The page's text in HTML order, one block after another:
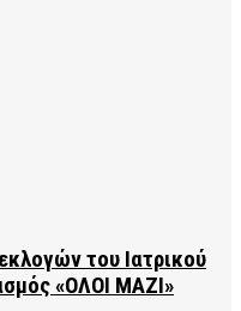
του Ιατρικού
«ΟΛΟΙ ΜΑΖΙ»